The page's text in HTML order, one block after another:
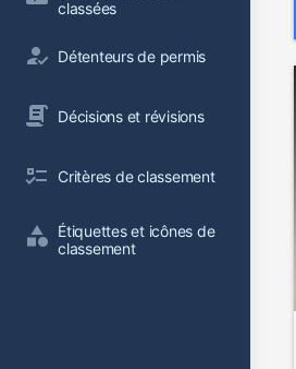
classées
Détenteurs de permis
Décisions et révisions
Critères de classement
Étiquettes et icônes de
classement